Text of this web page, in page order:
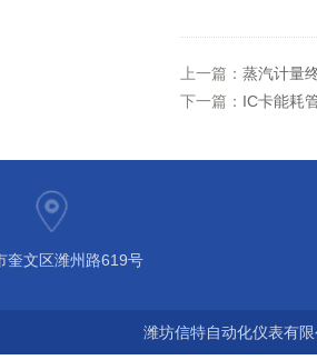
上一篇： 蒸汽计量
下一篇： IC卡能耗
奎文区潍州路619号
潍坊信特自动化仪表有